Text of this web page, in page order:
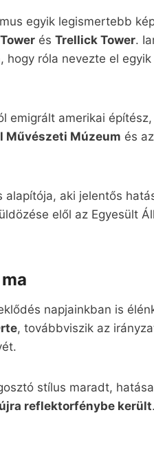
egyik legismertebb
és Trellick Tower.
róla nevezte el
emigrált amerikai
Művészeti Múzeum és az
alapítója, aki jelentős
elől az Egyesült
napjainkban is
, továbbviszik az
stílus maradt,
reflektorfénybe került.